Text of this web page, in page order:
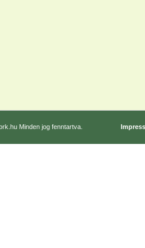
Minden jog fenntartva.